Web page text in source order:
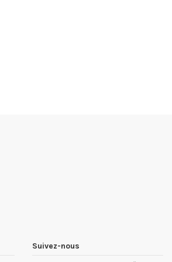
Suivez-nous